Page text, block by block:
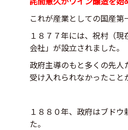
これが産業としての国産第
１８７７年には、祝村（
会社」が設立されました。
政府主導のもと多くの先
受け入れられなかったこ
１８８０年、政府はブド
た。